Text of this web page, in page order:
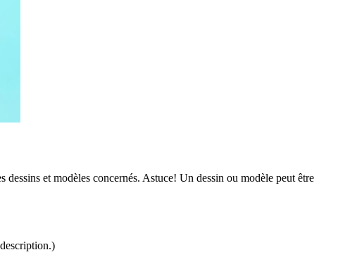
et modèles concernés. Astuce! Un dessin ou modèle peut être